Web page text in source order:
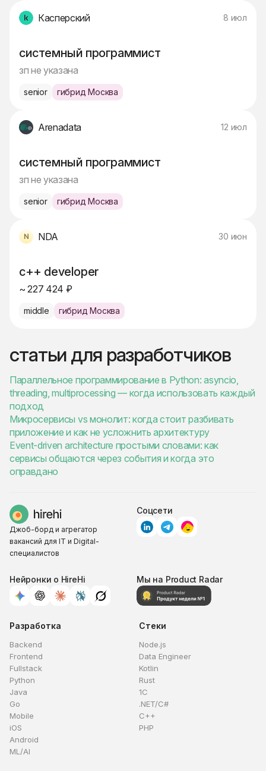
Касперский 8 июл
системный программист
зп не указана
senior гибрид Москва
Arenadata 12 июл
системный программист
зп не указана
senior гибрид Москва
NDA 30 июн
c++ developer
~ 227 424 ₽
middle гибрид Москва
статьи для разработчиков
Параллельное программирование в Python: asyncio,
threading, multiprocessing — когда использовать каждый
подход
Микросервисы vs монолит: когда стоит разбивать
приложение и как не усложнить архитектуру
Event-driven architecture простыми словами: как
сервисы общаются через события и когда это
оправдано
Джоб-борд и агрегатор
вакансий для IT и Digital-
специалистов
Соцсети
Нейронки о HireHi Мы на Product Radar
Разработка
Backend
Frontend
Fullstack
Python
Java
Go
Mobile
iOS
Android
ML/AI
Стеки
Node.js
Data Engineer
Kotlin
Rust
1C
.NET/C#
C++
PHP